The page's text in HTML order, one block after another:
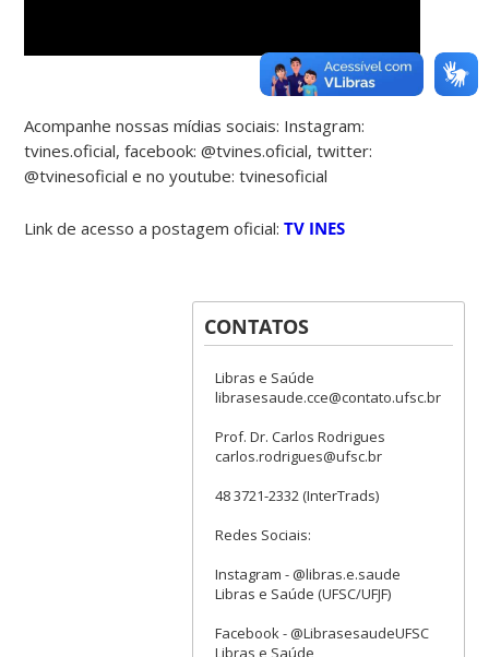
Acompanhe nossas mídias sociais: Instagram:
tvines.oficial, facebook: @tvines.oficial, twitter:
@tvinesoficial e no youtube: tvinesoficial
Link de acesso a postagem oficial:TV INES
CONTATOS
Libras e Saúde
librasesaude.cce@contato.ufsc.br
Prof. Dr. Carlos Rodrigues
carlos.rodrigues@ufsc.br
48 3721-2332 (InterTrads)
Redes Sociais:
Instagram - @libras.e.saude
Libras e Saúde (UFSC/UFJF)
Facebook - @LibrasesaudeUFSC
Libras e Saúde